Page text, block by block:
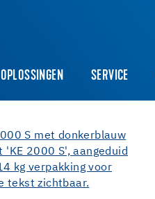
OPLOSSINGEN SERVICE